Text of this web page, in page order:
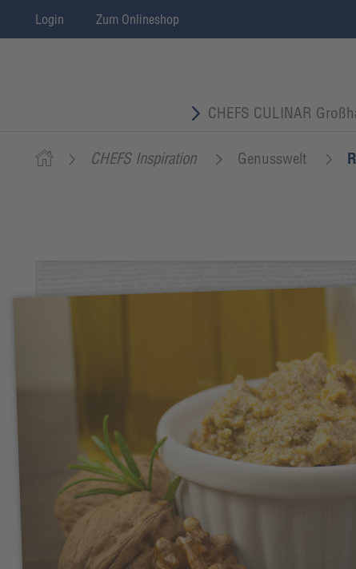
Login Zum Onlineshop
CHEFS CULINAR
CHEFS Inspiration Genusswelt